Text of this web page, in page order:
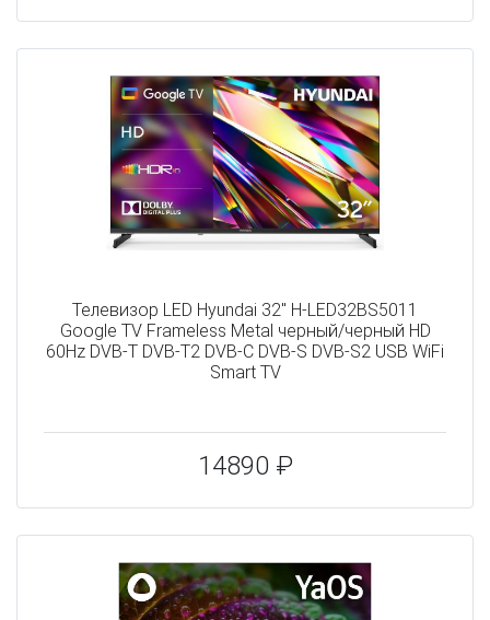
Телевизор LED Hyundai 32" H-LED32BS5011
Google TV Frameless Metal черный/черный HD
60Hz DVB-T DVB-T2 DVB-C DVB-S DVB-S2 USB WiFi
Smart TV
14890 ₽